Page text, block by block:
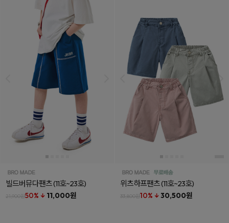
빌드버뮤다팬츠(11호~23호)
21,900원50% ↓ 11,000원
위츠하프팬츠(11호~23호)
33,800원10% ↓ 30,500원